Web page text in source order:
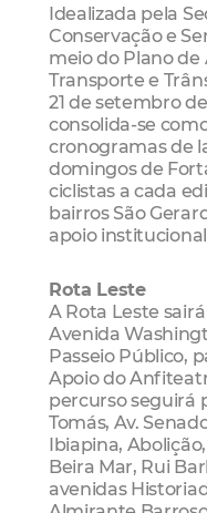
Idealizada pela
Conservação e
meio do Plano de
Transporte e
21 de setembro
consolida-se
cronogramas de
domingos de
ciclistas a cada
bairros São
apoio
Rota Leste
A Rota Leste
Avenida
Passeio Público,
Apoio do
percurso seguirá
Tomás, Av.
Ibiapina,
Beira Mar, Rui
avenidas